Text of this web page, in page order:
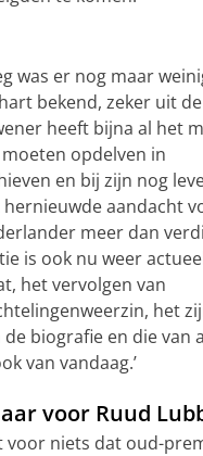
was er nog maar
bekend, zeker uit
heeft bijna al het
opdelven in
en bij zijn nog
aandacht
meer dan
is ook nu weer
het vervolgen van
het
biografie en die van
van vandaag.’
voor Ruud
voor niets dat oud-